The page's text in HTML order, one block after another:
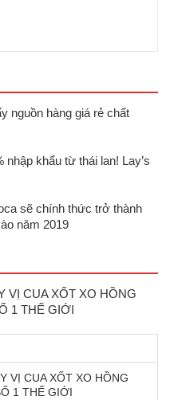
nguồn hàng giá rẻ chất
nhập khẩu từ thái lan! Lay’s
sẽ chính thức trở thành
năm 2019
VỊ CUA XỐT XO HỒNG
1 THẾ GIỚI
VỊ CUA XỐT XO HỒNG
1 THẾ GIỚI